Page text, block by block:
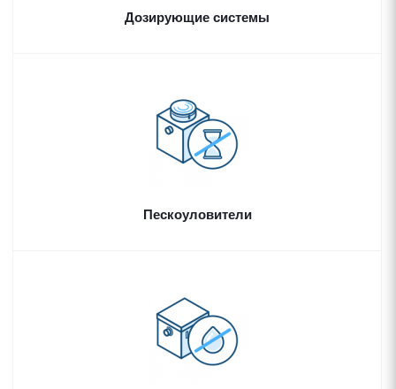
Дозирующие системы
Пескоуловители